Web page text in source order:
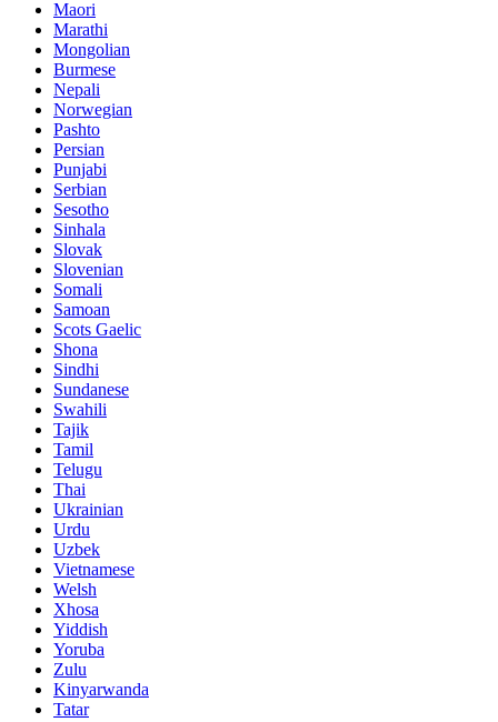
Maori
Marathi
Mongolian
Burmese
Nepali
Norwegian
Pashto
Persian
Punjabi
Serbian
Sesotho
Sinhala
Slovak
Slovenian
Somali
Samoan
Scots Gaelic
Shona
Sindhi
Sundanese
Swahili
Tajik
Tamil
Telugu
Thai
Ukrainian
Urdu
Uzbek
Vietnamese
Welsh
Xhosa
Yiddish
Yoruba
Zulu
Kinyarwanda
Tatar